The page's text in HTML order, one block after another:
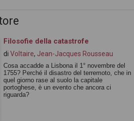
Filosofie della catastrofe
di Voltaire, Jean-Jacques Rousseau
Cosa accadde a Lisbona il 1° novembre del
1755? Perché il disastro del terremoto, che in
quel giorno rase al suolo la capitale
portoghese, è un evento che ancora ci
riguarda?